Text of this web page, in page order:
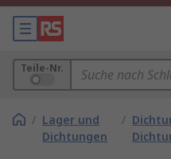
Teile-Nr.
/ Lager und
Dichtungen
/